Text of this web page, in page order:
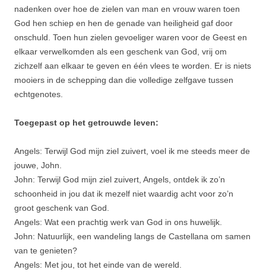
nadenken over hoe de zielen van man en vrouw waren toen
God hen schiep en hen de genade van heiligheid gaf door
onschuld. Toen hun zielen gevoeliger waren voor de Geest en
elkaar verwelkomden als een geschenk van God, vrij om
zichzelf aan elkaar te geven en één vlees te worden. Er is niets
mooiers in de schepping dan die volledige zelfgave tussen
echtgenotes.
Toegepast op het getrouwde leven:
Angels: Terwijl God mijn ziel zuivert, voel ik me steeds meer de
jouwe, John.
John: Terwijl God mijn ziel zuivert, Angels, ontdek ik zo’n
schoonheid in jou dat ik mezelf niet waardig acht voor zo’n
groot geschenk van God.
Angels: Wat een prachtig werk van God in ons huwelijk.
John: Natuurlijk, een wandeling langs de Castellana om samen
van te genieten?
Angels: Met jou, tot het einde van de wereld.